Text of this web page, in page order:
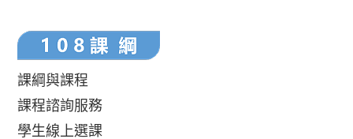
課綱與課程
課程諮詢服務
學生線上選課